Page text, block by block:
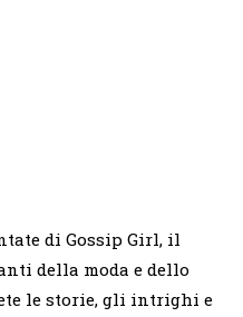
di Gossip Girl, il
della moda e dello
le storie, gli intrighi e